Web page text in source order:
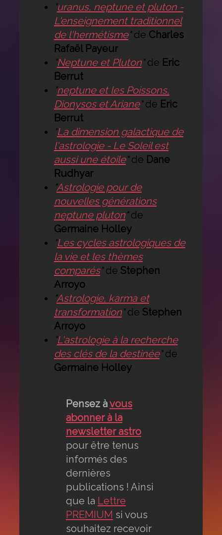
"uranus, neptune et pluton -
L'enseignement traditionnel
de l'hermétisme"de Charles
Rafaël Payeur
"Neptune et Pluton"de Eric
Berrut
"neptune et les Poissons,
Dionysos et Ariane"de Eric
Berrut
"La dimension galactique de
l'astrologie - Le Soleil est
aussi une étoile"de Dane
Rudhyar
"Astrologie pour de
nouvelles générations
neptune pluton"de
Germaine Holley
"Les cycles astrologiques de
la vie et les thèmes
comparés"de Stephen
Arroyo
"Astrologie, karma et
transformation"de Stephen
Arroyo
"L'astrologie à la recherche
des clés de la destinée"de
Germaine Holley
Pensez àvous
abonner à la
newsletter astro
pour être tenus
informés des
dernières
publications ! Ainsi
que la Lettre
PREMIUM si vous
souhaitez recevoir